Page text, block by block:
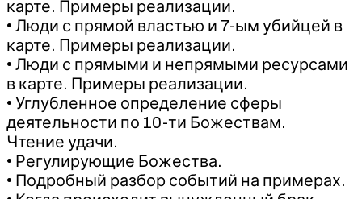
карте. Примеры реализации.
• Люди с прямой властью и 7-ым убийцей в
карте. Примеры реализации.
• Люди с прямыми и непрямыми ресурсами
в карте. Примеры реализации.
• Углубленное определение сферы
деятельности по 10-ти Божествам.
Чтение удачи.
• Регулирующие Божества.
• Подробный разбор событий на примерах.